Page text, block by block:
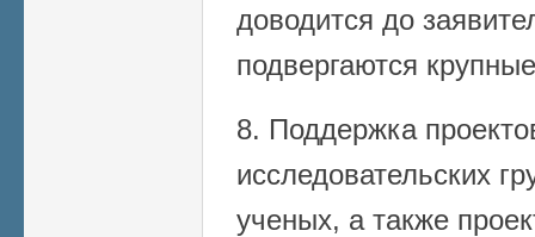
доводится до
подвергаются
8. Поддержка
исследовательских
ученых, а также